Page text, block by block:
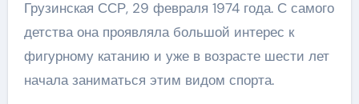
Грузинская ССР, 29 февраля 1974 года. С самого
детства она проявляла большой интерес к
фигурному катанию и уже в возрасте шести лет
начала заниматься этим видом спорта.